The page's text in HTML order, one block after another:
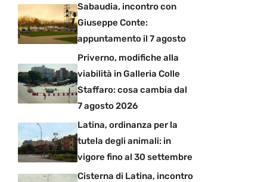
Sabaudia, incontro con
Giuseppe Conte:
appuntamento il 7 agosto
Priverno, modifiche alla
viabilità in Galleria Colle
Staffaro: cosa cambia dal
7 agosto 2026
Latina, ordinanza per la
tutela degli animali: in
vigore fino al 30 settembre
Cisterna di Latina, incontro